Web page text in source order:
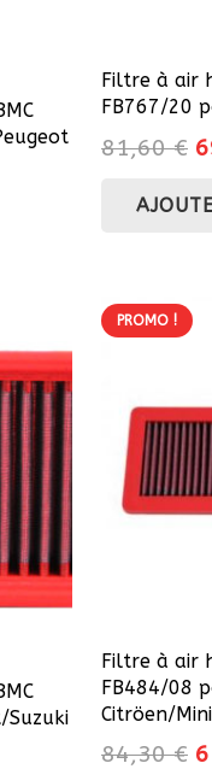
Filtre à air
FB767/20
81,60€
Suzuki
PROMO !
Filtre à air
FB484/08
Citröen/
84,30€